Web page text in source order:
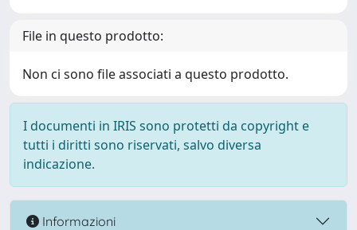
File in questo prodotto:
Non ci sono file associati a questo prodotto.
I documenti in IRIS sono protetti da copyright e
tutti i diritti sono riservati, salvo diversa
indicazione.
Informazioni